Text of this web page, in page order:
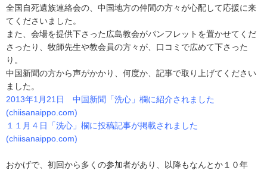
全国自死遺族連絡会の、中国地方の仲間の方々が心配して応援に来
てくださいました。
また、会場を提供下さった広島教会がパンフレットを置かせてくだ
さったり、牧師先生や教会員の方々が、口コミで広めて下さった
り。
中国新聞の方から声がかかり、何度か、記事で取り上げてください
ました。
2013年1月21日 中国新聞「洗心」欄に紹介されました
(chiisanaippo.com)
１１月４日「洗心」欄に投稿記事が掲載されました
(chiisanaippo.com)
おかげで、初回から多くの参加者があり、以降もなんとか１０年